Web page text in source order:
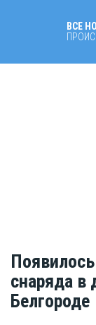
ВСЕ
снаряда
Белгороде